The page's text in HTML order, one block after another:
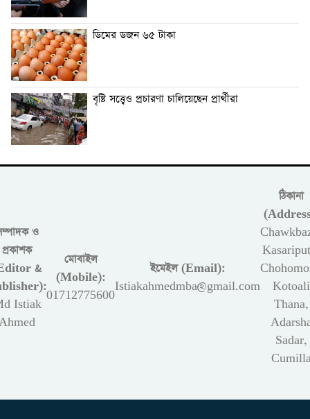
ডিমের ডজন ৬৫ টাকা
বৃষ্টি সত্ত্বেও প্রচারণা চালিয়েছেন প্রার্থীরা
ও
প্রকাশক
&
Istiak
মোবাইল
(Mobile):
01712775600
ইমেইল (Email):
Istiakahmedmba@gmail.com
ঠিকানা
Kotoali
Thana,
Sadar,